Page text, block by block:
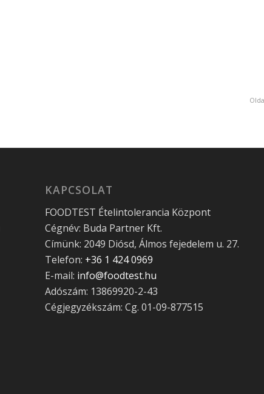
KAPCSOLAT
FOODTEST Ételintolerancia Központ
Cégnév: Buda Partner Kft.
Címünk: 2049 Diósd, Álmos fejedelem u. 27.
Telefon: +36 1 424 0969
E-mail: info@foodtest.hu
Adószám: 13869920-2-43
Cégjegyzékszám: Cg. 01-09-877515